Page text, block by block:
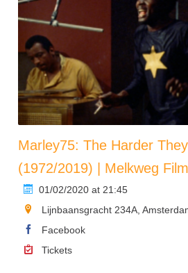
Marley75: The Harder
(1972/2019) | Melkweg Film
01/02/2020 at 21:45
Lijnbaansgracht 234A,
Facebook
Tickets